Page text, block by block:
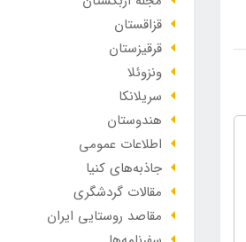
قزاقستان
قرقیزستان
ونزوئلا
سریلانکا
هندوستان
اطلاعات عمومی
جاذبه‌های کنیا
مقالات گردشگری
مقاصد روستایی ایران